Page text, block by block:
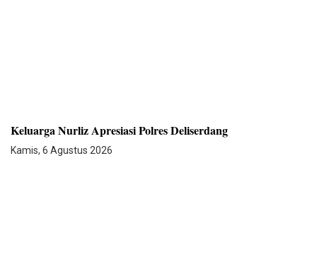
Keluarga Nurliz Apresiasi Polres Deliserdang
Kamis, 6 Agustus 2026